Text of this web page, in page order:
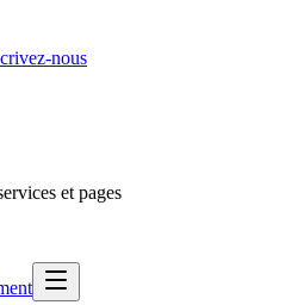
nous
et pages